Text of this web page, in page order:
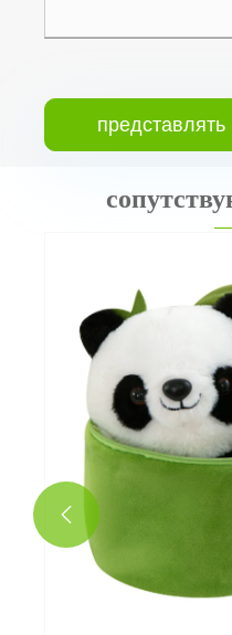
Слон плюшевая
Посмотреть
